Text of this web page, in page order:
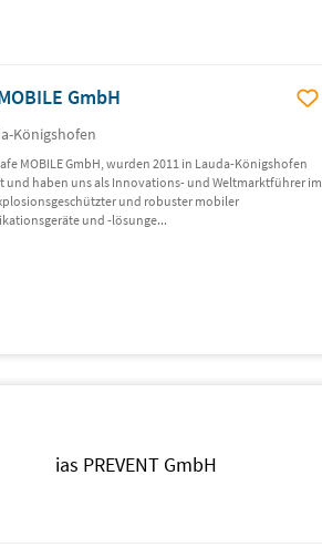
GmbH
Königshofen
MOBILE GmbH, wurden 2011 in Lauda-Königshofen
und haben uns als Innovations- und Weltmarktführer im
und robuster mobiler
und -lösunge...
ias PREVENT GmbH